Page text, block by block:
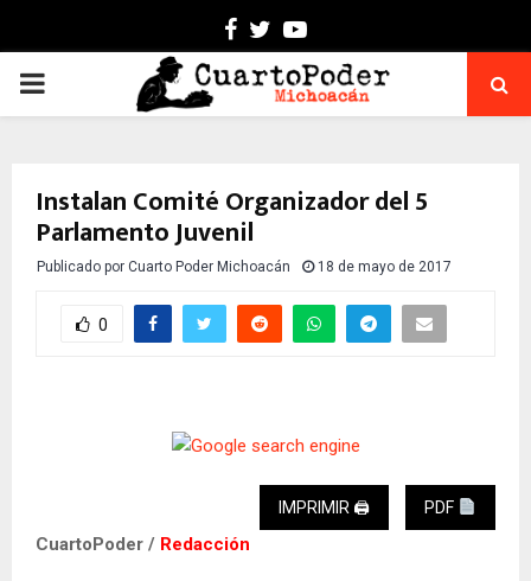
Facebook
TwitterYoutube
PRIMARY
Instalan Comité Organizador del 5º
Parlamento Juvenil
Publicado por Cuarto Poder Michoacán 18 de mayo de 2017
0
IMPRIMIR 🖨 PDF
CuartoPoder / Redacción